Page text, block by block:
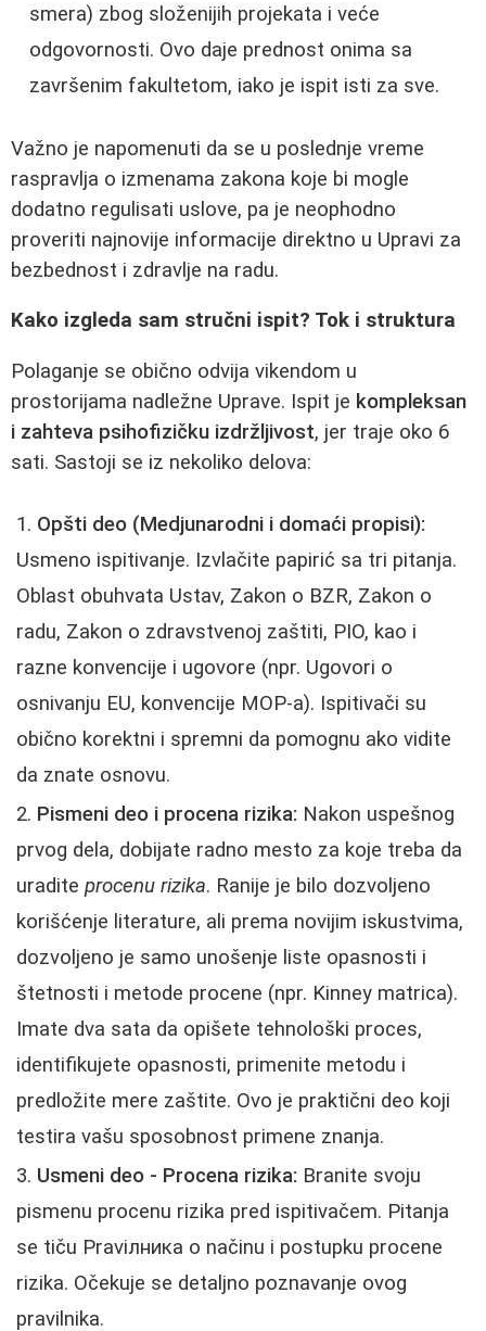
smera) zbog složenijih projekata i veće
odgovornosti. Ovo daje prednost onima sa
završenim fakultetom, iako je ispit isti za sve.
Važno je napomenuti da se u poslednje vreme
raspravlja o izmenama zakona koje bi mogle
dodatno regulisati uslove, pa je neophodno
proveriti najnovije informacije direktno u Upravi za
bezbednost i zdravlje na radu.
Kako izgleda sam stručni ispit? Tok i struktura
Polaganje se obično odvija vikendom u
prostorijama nadležne Uprave. Ispit je kompleksan
i zahteva psihofizičku izdržljivost, jer traje oko 6
sati. Sastoji se iz nekoliko delova:
Opšti deo (Medjunarodni i domaći propisi):
Usmeno ispitivanje. Izvlačite papirić sa tri pitanja.
Oblast obuhvata Ustav, Zakon o BZR, Zakon o
radu, Zakon o zdravstvenoj zaštiti, PIO, kao i
razne konvencije i ugovore (npr. Ugovori o
osnivanju EU, konvencije MOP-a). Ispitivači su
obično korektni i spremni da pomognu ako vidite
da znate osnovu.
Pismeni deo i procena rizika: Nakon uspešnog
prvog dela, dobijate radno mesto za koje treba da
uradite procenu rizika. Ranije je bilo dozvoljeno
korišćenje literature, ali prema novijim iskustvima,
dozvoljeno je samo unošenje liste opasnosti i
štetnosti i metode procene (npr. Kinney matrica).
Imate dva sata da opišete tehnološki proces,
identifikujete opasnosti, primenite metodu i
predložite mere zaštite. Ovo je praktični deo koji
testira vašu sposobnost primene znanja.
Usmeni deo - Procena rizika: Branite svoju
pismenu procenu rizika pred ispitivačem. Pitanja
se tiču Praviлника o načinu i postupku procene
rizika. Očekuje se detaljno poznavanje ovog
pravilnika.